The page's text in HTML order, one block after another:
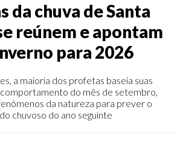
da chuva de Santa
reúnem e apontam
para 2026
a maioria dos profetas baseia suas
do mês de setembro,
da natureza para prever o
chuvoso do ano seguinte